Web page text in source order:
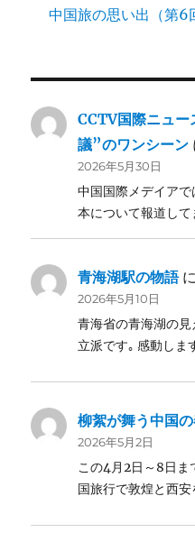
中国旅の思い出（第6
CCTV国際ニュ
議”のワンシーン
2026年5月30日
中国国際メデイア
本について報道し
青海湖駅の物語に
2026年5月10日
青海省の青海湖の
立派です｡ 感動しま
柳絮が舞う中国
2026年5月2日
この4月2日～8日ま
国旅行で敦煌と西